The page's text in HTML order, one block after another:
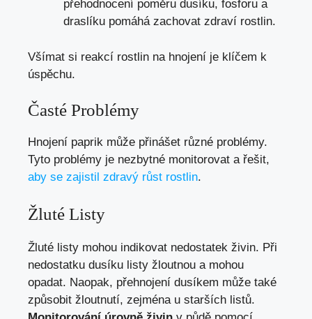
přehodnocení poměru dusíku, fosforu a
draslíku pomáhá zachovat zdraví rostlin.
Všímat si reakcí rostlin na hnojení je klíčem k
úspěchu.
Časté Problémy
Hnojení paprik může přinášet různé problémy.
Tyto problémy je nezbytné monitorovat a řešit,
aby se zajistil zdravý růst rostlin.
Žluté Listy
Žluté listy mohou indikovat nedostatek živin. Při
nedostatku dusíku listy žloutnou a mohou
opadat. Naopak, přehnojení dusíkem může také
způsobit žloutnutí, zejména u starších listů.